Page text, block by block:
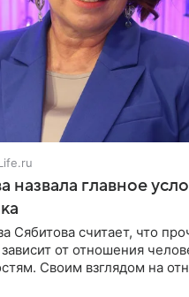
назвала главное
Сябитова считает, что
от отношения
Своим взглядом на